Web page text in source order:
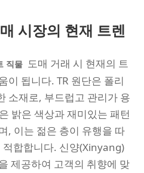
시장의 현재 트렌
직물 도매 거래 시 현재의 트
이 됩니다. TR 원단은 폴리
소재로, 부드럽고 관리가 용
밝은 색상과 재미있는 패턴
, 이는 젊은 층이 유행을 따
합합니다. 신양(Xinyang)
제공하여 고객의 취향에 맞